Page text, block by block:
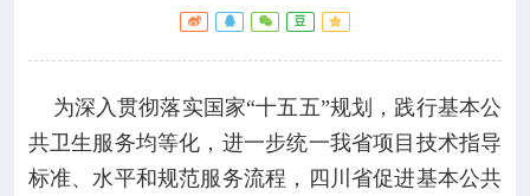
科研培训 
为深入贯彻落实国家“十五五”规划，践行基本公
共卫生服务均等化，进一步统一我省项目技术指导
标准、水平和规范服务流程，四川省促进基本公共